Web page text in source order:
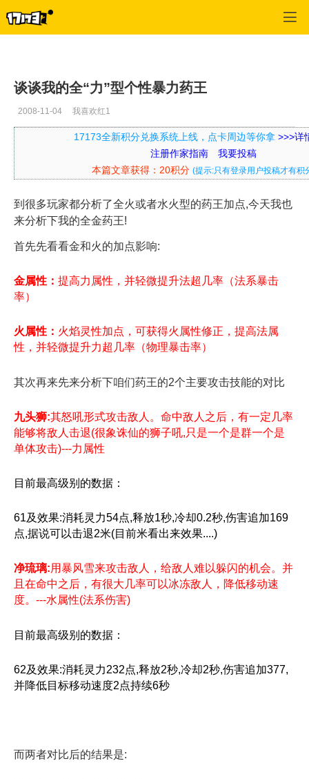
谈谈我的全“力”型个性暴力药王
2008-11-04 我喜欢红1
17173全新积分兑换系统上线，点卡周边等你拿 >>>详
注册作家指南
我要投稿
本篇文章获得：20积分 (提示:只有登录用户投稿才有积
到很多玩家都分析了全火或者水火型的药王加点,今天我也
来分析下我的全金药王!
首先先看看金和火的加点影响:
金属性： 提高力属性，并轻微提升法超几率（法系暴击
率）
火属性： 火焰灵性加点，可获得火属性修正，提高法属
性，并轻微提升力超几率（物理暴击率）
其次再来先来分析下咱们药王的2个主要攻击技能的对比
九头狮:其怒吼形式攻击敌人。命中敌人之后，有一定几率
能够将敌人击退(很象诛仙的狮子吼,只是一个是群一个是
单体攻击)---力属性
目前最高级别的数据：
61及效果:消耗灵力54点,释放1秒,冷却0.2秒,伤害追加169
点,据说可以击退2米(目前米看出来效果....)
净琉璃:用暴风雪来攻击敌人，给敌人难以躲闪的机会。并
且在命中之后，有很大几率可以冰冻敌人，降低移动速
度。---水属性(法系伤害)
目前最高级别的数据：
62及效果:消耗灵力232点,释放2秒,冷却2秒,伤害追加377,
并降低目标移动速度2点持续6秒
而两者对比后的结果是: